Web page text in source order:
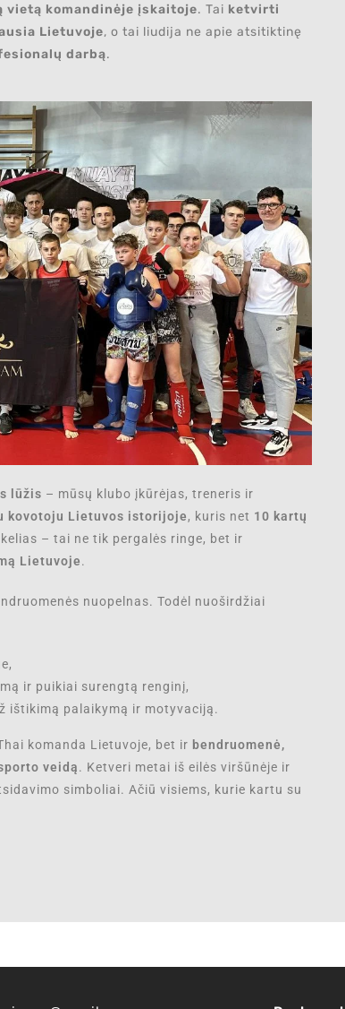
vietą komandinėje įskaitoje. Tai ketvirti
Lietuvoje, o tai liudija ne apie atsitiktinę
darbą.
lūžis – mūsų klubo įkūrėjas, treneris ir
kovotoju Lietuvos istorijoje, kuris net 10 kartų
– tai ne tik pergalės ringe, bet ir
Lietuvoje.
nuopelnas. Todėl nuoširdžiai
ir puikiai surengtą renginį,
ištikimą palaikymą ir motyvaciją.
komanda Lietuvoje, bet ir bendruomenė,
veidą. Ketveri metai iš eilės viršūnėje ir
simboliai. Ačiū visiems, kurie kartu su